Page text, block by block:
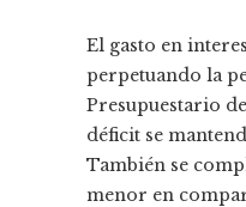
El gasto en
perpetuando la
Presupuestario
déficit se
También se
menor en